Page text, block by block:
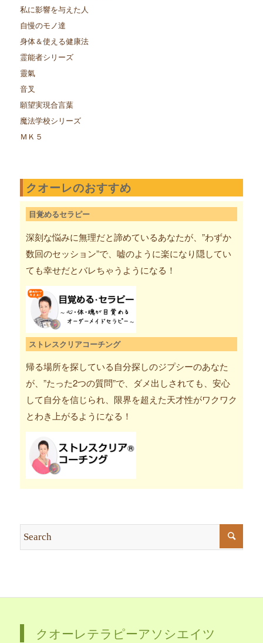
私に影響を与えた人
自慢のモノ達
身体＆使える健康法
霊能者シリーズ
靈氣
音叉
願望実現合言葉
魔法学校シリーズ
ＭＫ５
クオーレのおすすめ
目覚めるセラピー
深刻な悩みに無理だと諦めているあなたが、”わずか
数回のセッション”で、嘘のように楽になり隠してい
ても幸せだとバレちゃうようになる！
ストレスクリアコーチング
帰る場所を探している自分探しのジプシーのあなた
が、”たった2つの質問”で、ダメ出しされても、安心
して自分を信じられ、限界を超えた天才性がワクワク
とわき上がるようになる！
クオーレテラピーアソシエイツ